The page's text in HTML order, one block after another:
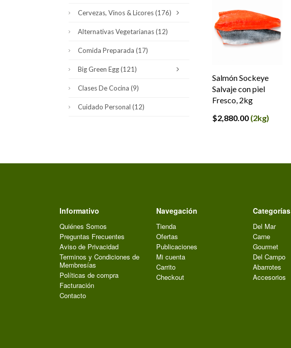
Salmón Sockeye
Salvaje con piel
Fresco, 2kg
$2,880.00 (2kg)
Cervezas, Vinos & Licores(176)
Alternativas Vegetarianas(12)
Comida Preparada (17)
Big Green Egg(121)
Clases De Cocina (9)
Cuidado Personal (12)
Informativo
Quiénes Somos
Preguntas Frecuentes
Aviso de Privacidad
Terminos y Condiciones de
Membresías
Políticas de compra
Facturación
Contacto
Navegación
Tienda
Ofertas
Publicaciones
Mi cuenta
Carrito
Checkout
Categorías
Del Mar
Carne
Gourmet
Del Campo
Abarrotes
Accesorios